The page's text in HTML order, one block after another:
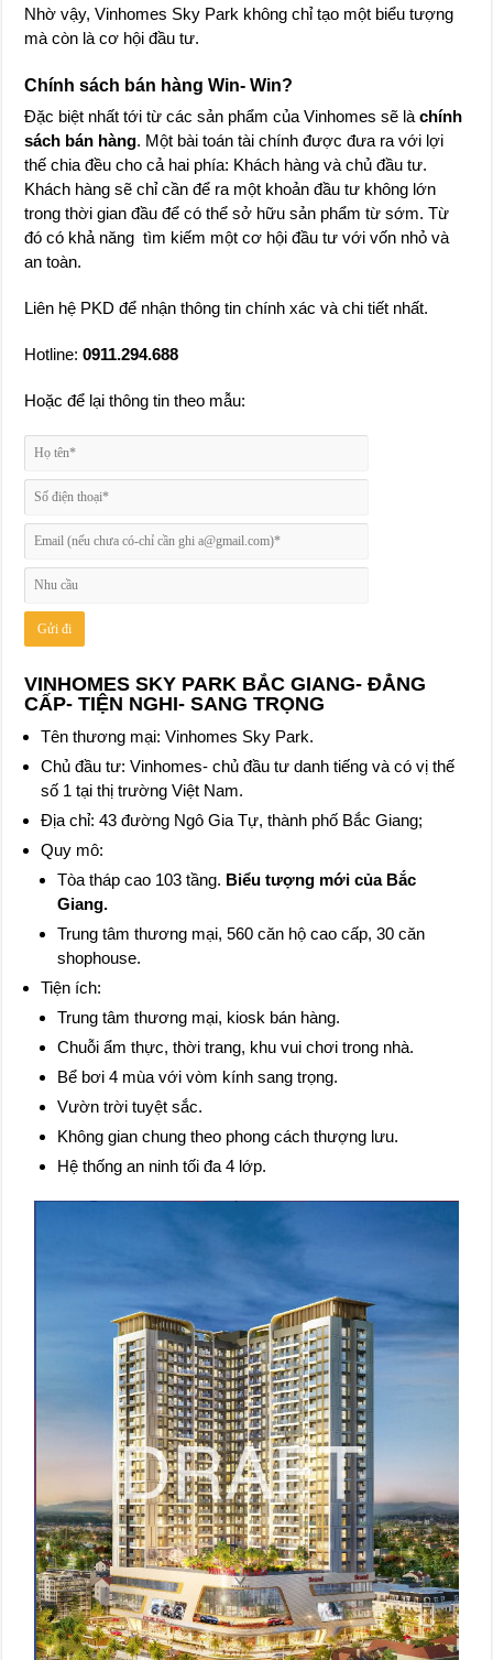
Nhờ vậy, Vinhomes Sky Park không chỉ tạo một biểu tượng
mà còn là cơ hội đầu tư.
Chính sách bán hàng Win- Win?
Đặc biệt nhất tới từ các sản phẩm của Vinhomes sẽ làchính
sách bán hàng. Một bài toán tài chính được đưa ra với lợi
thế chia đều cho cả hai phía: Khách hàng và chủ đầu tư.
Khách hàng sẽ chỉ cần để ra một khoản đầu tư không lớn
trong thời gian đầu để có thể sở hữu sản phẩm từ sớm. Từ
đó có khả năng tìm kiếm một cơ hội đầu tư với vốn nhỏ và
an toàn.
Liên hệ PKD để nhận thông tin chính xác và chi tiết nhất.
Hotline:0911.294.688
Hoặc để lại thông tin theo mẫu:
VINHOMES SKY PARK BẮC GIANG- ĐẲNG
CẤP- TIỆN NGHI- SANG TRỌNG
Tên thương mại: Vinhomes Sky Park.
Chủ đầu tư: Vinhomes- chủ đầu tư danh tiếng và có vị thế
số 1 tại thị trường Việt Nam.
Địa chỉ: 43 đường Ngô Gia Tự, thành phố Bắc Giang;
Quy mô:
Tòa tháp cao 103 tầng. Biểu tượng mới của Bắc
Giang.
Trung tâm thương mại, 560 căn hộ cao cấp, 30 căn
shophouse.
Tiện ích:
Trung tâm thương mại, kiosk bán hàng.
Chuỗi ẩm thực, thời trang, khu vui chơi trong nhà.
Bể bơi 4 mùa với vòm kính sang trọng.
Vườn trời tuyệt sắc.
Không gian chung theo phong cách thượng lưu.
Hệ thống an ninh tối đa 4 lớp.